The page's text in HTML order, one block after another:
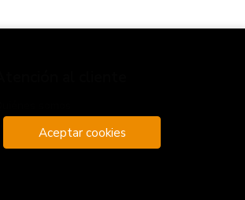
Pedidos especiales
Aceptar cookies